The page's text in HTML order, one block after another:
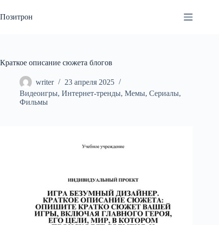
к
сути
Позитрон
Краткое описание сюжета блогов
writer
23 апреля 2025
Видеоигры, Интернет-тренды, Мемы, Сериалы,
Фильмы